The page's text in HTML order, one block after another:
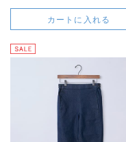
カートに入れる